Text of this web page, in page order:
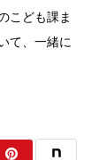
こども課ま
て、一緒に